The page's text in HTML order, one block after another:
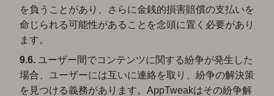
を負うことがあり、さらに金銭的損害賠償の支払いを
命じられる可能性があることを念頭に置く必要があり
ます。
9.6. ユーザー間でコンテンツに関する紛争が発生した
場合、ユーザーには互いに連絡を取り、紛争の解決策
を見つける義務があります。AppTweakはその紛争解